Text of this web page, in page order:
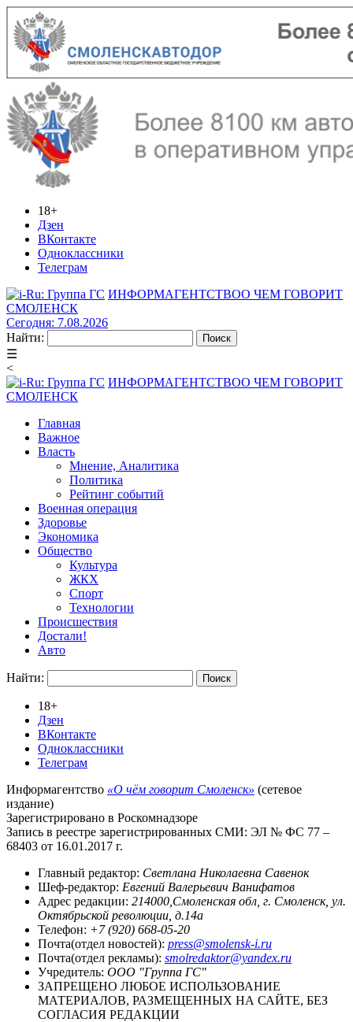
18+
Дзен
ВКонтакте
Одноклассники
Телеграм
ИНФОРМАГЕНТСТВОО ЧЕМ ГОВОРИТ
СМОЛЕНСК
Сегодня: 7.08.2026
Найти:
☰
<
ИНФОРМАГЕНТСТВОО ЧЕМ ГОВОРИТ
СМОЛЕНСК
Главная
Важное
Власть
Мнение, Аналитика
Политика
Рейтинг событий
Военная операция
Здоровье
Экономика
Общество
Культура
ЖКХ
Спорт
Технологии
Происшествия
Достали!
Авто
Найти:
18+
Дзен
ВКонтакте
Одноклассники
Телеграм
Информагентство «О чём говорит Смоленск» (сетевое
издание)
Зарегистрировано в Роскомнадзоре
Запись в реестре зарегистрированных СМИ: ЭЛ № ФС 77 –
68403 от 16.01.2017 г.
Главный редактор: Светлана Николаевна Савенок
Шеф-редактор: Евгений Валерьевич Ванифатов
Адрес редакции: 214000,Смоленская обл, г. Смоленск, ул.
Октябрьской революции, д.14а
Телефон: +7 (920) 668-05-20
Почта(отдел новостей): press@smolensk-i.ru
Почта(отдел рекламы): smolredaktor@yandex.ru
Учредитель: ООО "Группа ГС"
ЗАПРЕЩЕНО ЛЮБОЕ ИСПОЛЬЗОВАНИЕ
МАТЕРИАЛОВ, РАЗМЕЩЕННЫХ НА САЙТЕ, БЕЗ
СОГЛАСИЯ РЕДАКЦИИ